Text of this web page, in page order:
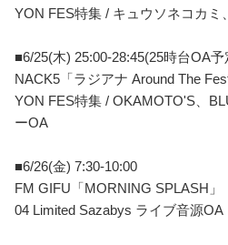
YON FES特集 / キュウソネコカミ
■6/25(木) 25:00-28:45(25時台OA予
NACK5「ラジアナ Around The
YON FES特集 / OKAMOTO'S、
ーOA
■6/26(金) 7:30-10:00
FM GIFU「MORNING SPLASH」
04 Limited Sazabys ライブ音源OA